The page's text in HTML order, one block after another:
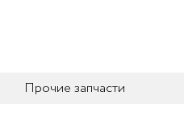
Прочие запчасти